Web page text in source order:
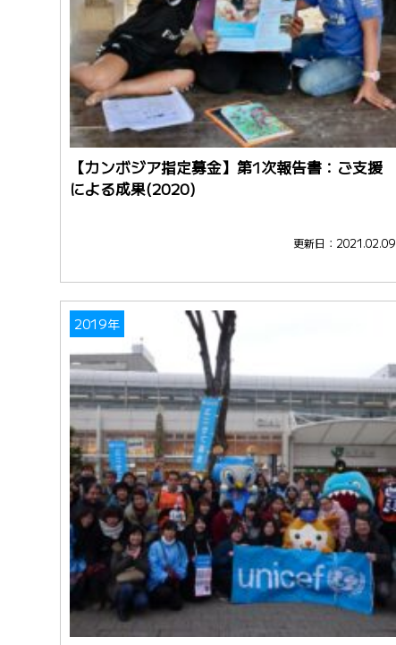
【カンボジア指定募金】第1次報告書：ご支援
による成果(2020)
更新日：2021.02.09
2019年